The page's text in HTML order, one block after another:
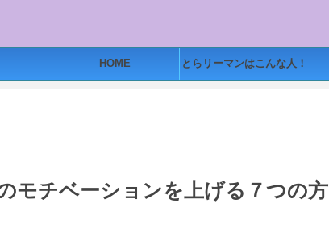
HOME とらリーマンはこんな人！
モチベーションを上げる７つの方